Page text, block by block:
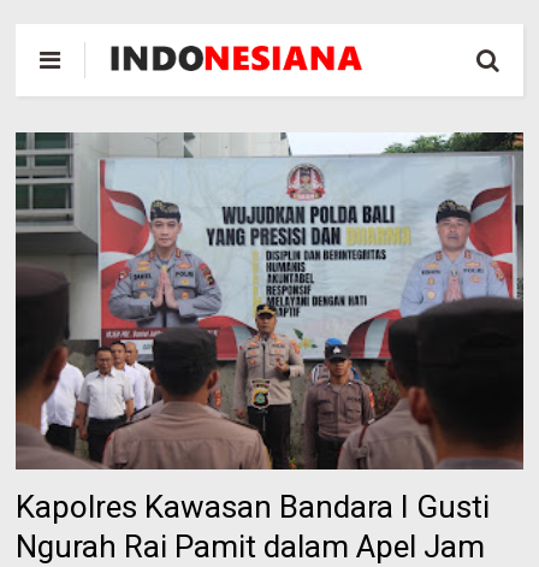
Kapolres Kawasan Bandara I Gusti
Ngurah Rai Pamit dalam Apel Jam